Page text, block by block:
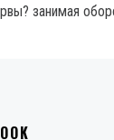
занимая